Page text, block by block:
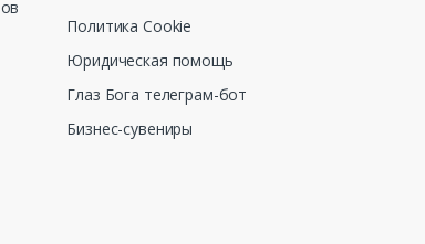
Политика Cookie
Юридическая помощь
Глаз Бога телеграм-бот
Бизнес-сувениры